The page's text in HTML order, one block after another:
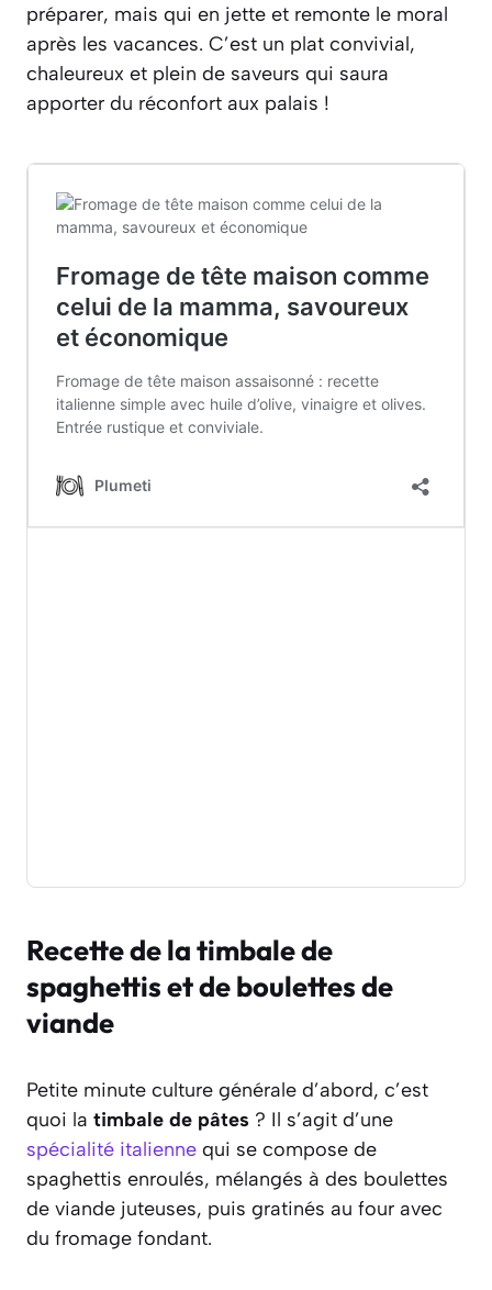
préparer, mais qui en jette et remonte le moral
après les vacances. C’est un plat convivial,
chaleureux et plein de saveurs qui saura
apporter du réconfort aux palais !
Recette de la timbale de
spaghettis et de boulettes de
viande
Petite minute culture générale d’abord, c’est
quoi la timbale de pâtes ? Il s’agit d’une
spécialité italienne qui se compose de
spaghettis enroulés, mélangés à des boulettes
de viande juteuses, puis gratinés au four avec
du fromage fondant.